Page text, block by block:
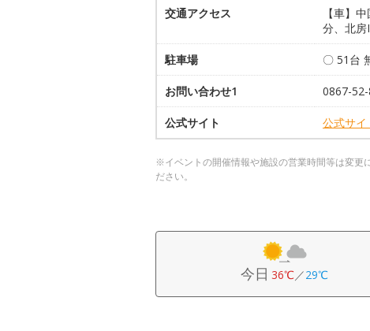
交通アクセス
【車】
分、北
駐車場 〇 51台
お問い合わせ1 0867-
公式サイト 公式サイ
※イベントの開催情報や施設の営業時間等は変更
ださい。
今日 36℃／29℃